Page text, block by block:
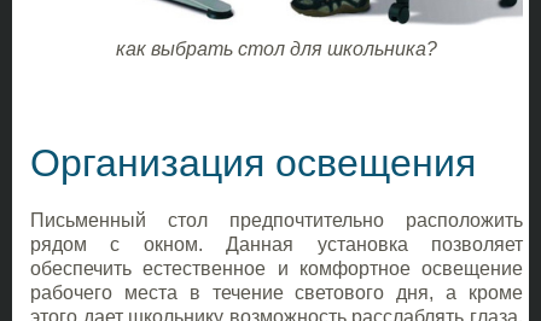
как выбрать стол для школьника?
Организация освещения
Письменный стол предпочтительно расположить
рядом с окном. Данная установка позволяет
обеспечить естественное и комфортное освещение
рабочего места в течение светового дня, а кроме
этого дает школьнику возможность расслаблять глаза,